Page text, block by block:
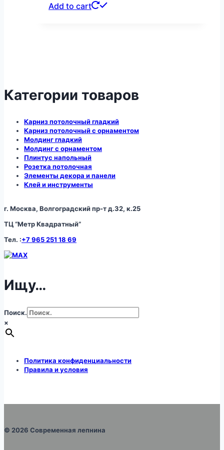
Add to cart
Категории товаров
Карниз потолочный гладкий
Карниз потолочный с орнаментом
Молдинг гладкий
Молдинг с орнаментом
Плинтус напольный
Розетка потолочная
Элементы декора и панели
Клей и инструменты
г. Москва, Волгоградский пр-т д.32, к.25
ТЦ “Метр Квадратный”
Тел. :+7 965 251 18 69
Ищу…
Поиск.
×
Политика конфиденциальности
Правила и условия
© 2026 Современная лепнина